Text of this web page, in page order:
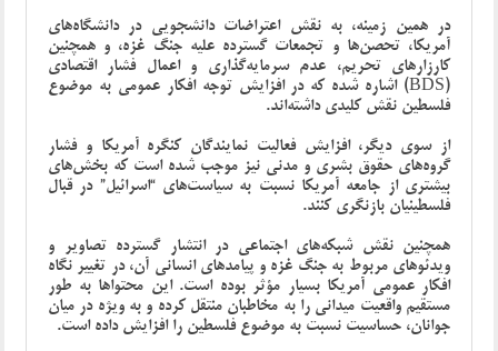
در همین زمینه، به نقش اعتراضات دانشجویی در دانشگاه‌های
آمریکا، تحصن‌ها و تجمعات گسترده علیه جنگ غزه، و همچنین
کارزارهای تحریم، عدم سرمایه‌گذاری و اعمال فشار اقتصادی
(BDS) اشاره شده که در افزایش توجه افکار عمومی به موضوع
فلسطین نقش کلیدی داشته‌اند.
از سوی دیگر، افزایش فعالیت نمایندگان کنگره آمریکا و فشار
گروه‌های حقوق بشری و مدنی نیز موجب شده است که بخش‌های
بیشتری از جامعه آمریکا نسبت به سیاست‌های “اسرائیل” در قبال
فلسطینیان بازنگری کنند.
همچنین نقش شبکه‌های اجتماعی در انتشار گسترده تصاویر و
ویدئوهای مربوط به جنگ غزه و پیامدهای انسانی آن، در تغییر نگاه
افکار عمومی آمریکا بسیار مؤثر بوده است. این محتواها به ‌طور
مستقیم واقعیت میدانی را به مخاطبان منتقل کرده و به ‌ویژه در میان
جوانان، حساسیت نسبت به موضوع فلسطین را افزایش داده است.